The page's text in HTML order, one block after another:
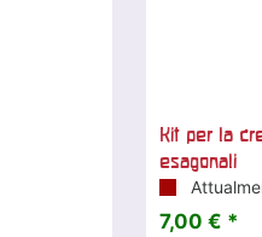
Kit per la
esagonali
7,00 € *